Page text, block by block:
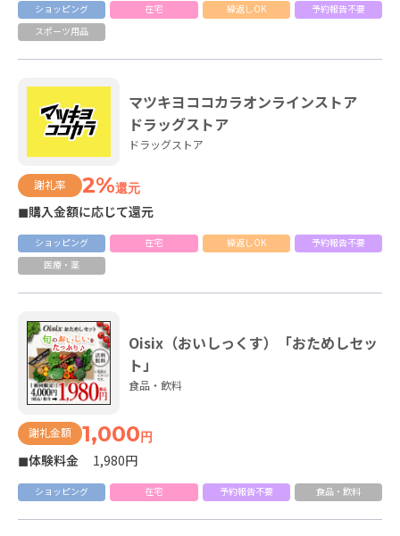
ショッピング 在宅 繰返しOK
予約報告不要
スポーツ用品
マツキヨココカラオンラインストア
ドラッグストア
ドラッグストア
謝礼率 2%還元
◼購入金額に応じて還元
ショッピング 在宅 繰返しOK
予約報告不要
医療・薬
Oisix（おいしっくす）「おためしセッ
ト」
食品・飲料
謝礼金額 1,000円
◼体験料金 1,980円
ショッピング 在宅 予約報告不要 食品・飲料